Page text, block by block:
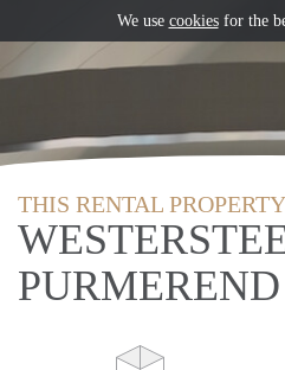
THIS RENTAL
PURMEREND
We use cookiesfor the